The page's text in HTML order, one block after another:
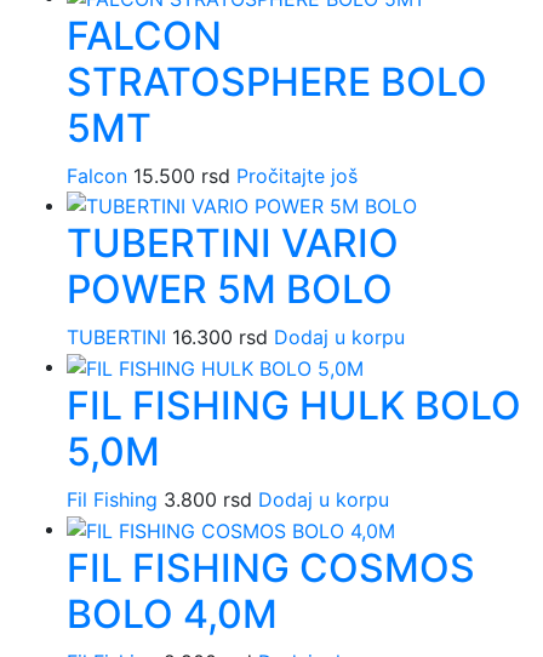
FALCON
STRATOSPHERE BOLO
5MT
Falcon 15.500 rsd Pročitajte još
TUBERTINI VARIO
POWER 5M BOLO
TUBERTINI 16.300 rsd Dodaj u korpu
FIL FISHING HULK BOLO
5,0M
Fil Fishing 3.800 rsd Dodaj u korpu
FIL FISHING COSMOS
BOLO 4,0M